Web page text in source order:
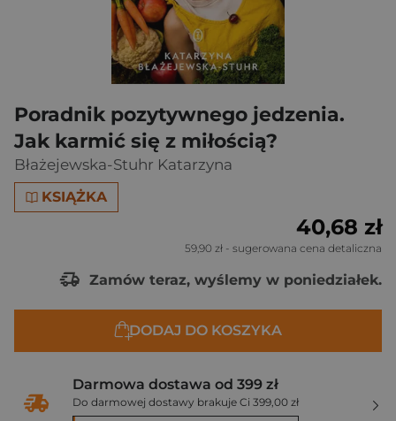
Poradnik pozytywnego jedzenia.
Jak karmić się z miłością?
Błażejewska-Stuhr Katarzyna
KSIĄŻKA
40,68 zł
59,90 zł - sugerowana cena detaliczna
Zamów teraz, wyślemy w poniedziałek.
DODAJ DO KOSZYKA
Darmowa dostawa od 399 zł
Do darmowej dostawy brakuje Ci 399,00 zł